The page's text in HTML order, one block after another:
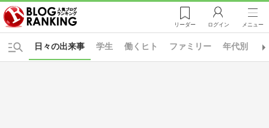
リーダー ログイン メニュー
学生 働くヒト ファミリー 年代別
日々の出来事